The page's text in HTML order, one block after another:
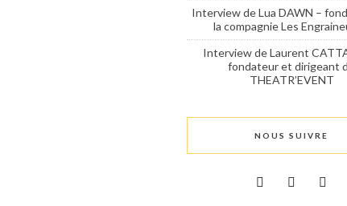
Interview de Lua DAWN –
la compagnie Les
Interview de Laurent
fondateur et dirigeant
THEATR’EVENT
NOUS SUIVRE